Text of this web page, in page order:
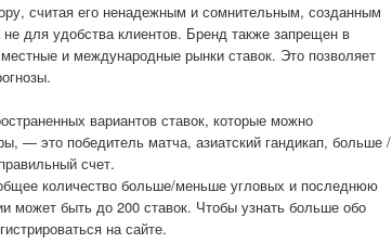
считая его ненадежным и сомнительным, созданным
для удобства клиентов. Бренд также запрещен в
и международные рынки ставок. Это позволяет
вариантов ставок, которые можно
— это победитель матча, азиатский гандикап, больше /
счет.
количество больше/меньше угловых и последнюю
может быть до 200 ставок. Чтобы узнать больше обо
на сайте.